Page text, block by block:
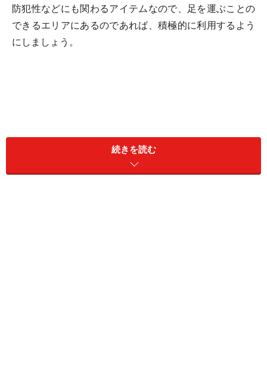
防犯性などにも関わるアイテムなので、足を運ぶことの
できるエリアにあるのであれば、積極的に利用するよう
にしましょう。
続きを読む